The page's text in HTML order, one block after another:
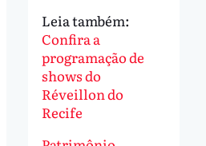
Leia também:
Confira a
programação de
shows do
Réveillon do
Recife